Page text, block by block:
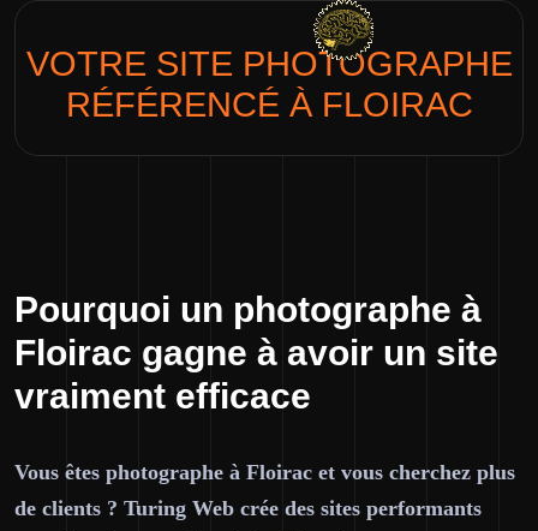
VOTRE SITE PHOTOGRAPHE
RÉFÉRENCÉ À FLOIRAC
Pourquoi un photographe à
Floirac gagne à avoir un site
vraiment efficace
Vous êtes photographe à Floirac et vous cherchez plus
de clients ? Turing Web crée des sites performants